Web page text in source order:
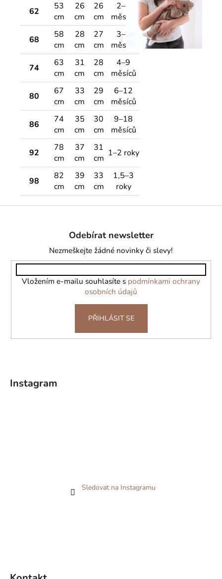
62
53
cm
26
cm
26
cm
2–4
měsíce
68
58
cm
28
cm
27
cm
3–6
měsíců
74
63
cm
31
cm
28
cm
4–9
měsíců
80
67
cm
33
cm
29
cm
6–12
měsíců
86
74
cm
35
cm
30
cm
9–18
měsíců
92
78
cm
37
cm
31
cm 1–2 roky
98
82
cm
39
cm
33
cm
1,5–3
roky
Odebírat newsletter
Nezmeškejte žádné novinky či slevy!
Vložením e-mailu souhlasíte s podmínkami ochrany
osobních údajů
PŘIHLÁSIT SE
Instagram
Sledovat na Instagramu